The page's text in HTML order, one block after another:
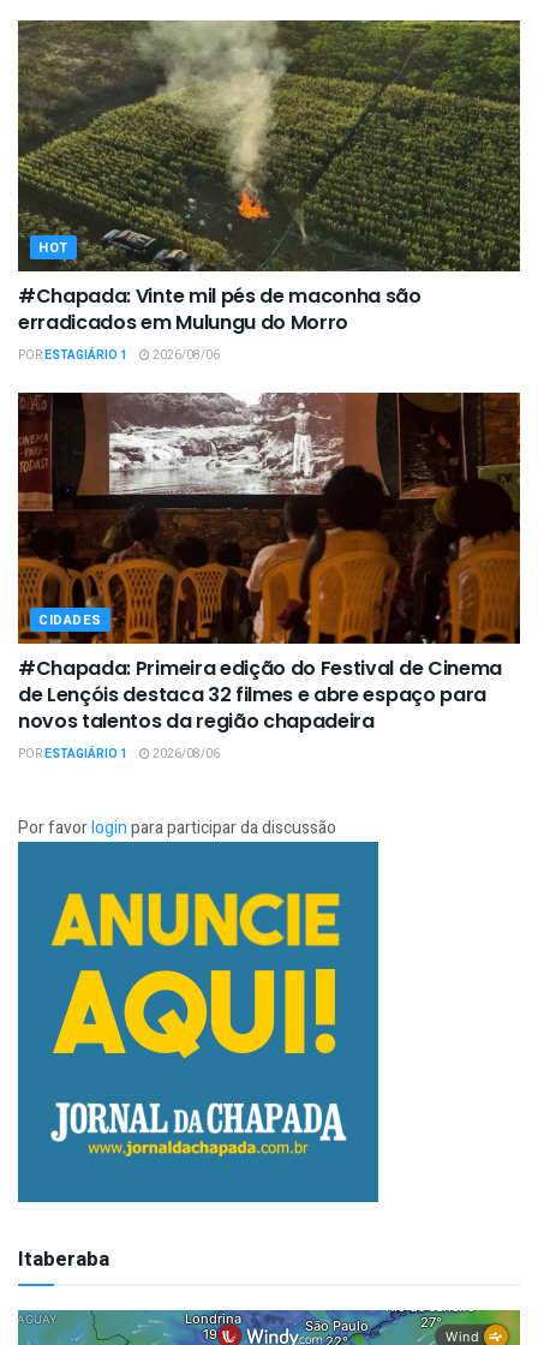
HOT
#Chapada: Vinte mil pés de maconha são
erradicados em Mulungu do Morro
PORESTAGIÁRIO 1 2026/08/06
CIDADES
#Chapada: Primeira edição do Festival de Cinema
de Lençóis destaca 32 filmes e abre espaço para
novos talentos da região chapadeira
PORESTAGIÁRIO 1 2026/08/06
Por favorloginpara participar da discussão
Itaberaba